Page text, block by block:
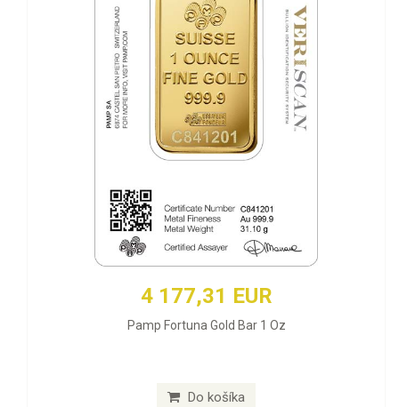
4 177,31 EUR
Pamp Fortuna Gold Bar 1 Oz
Do košíka